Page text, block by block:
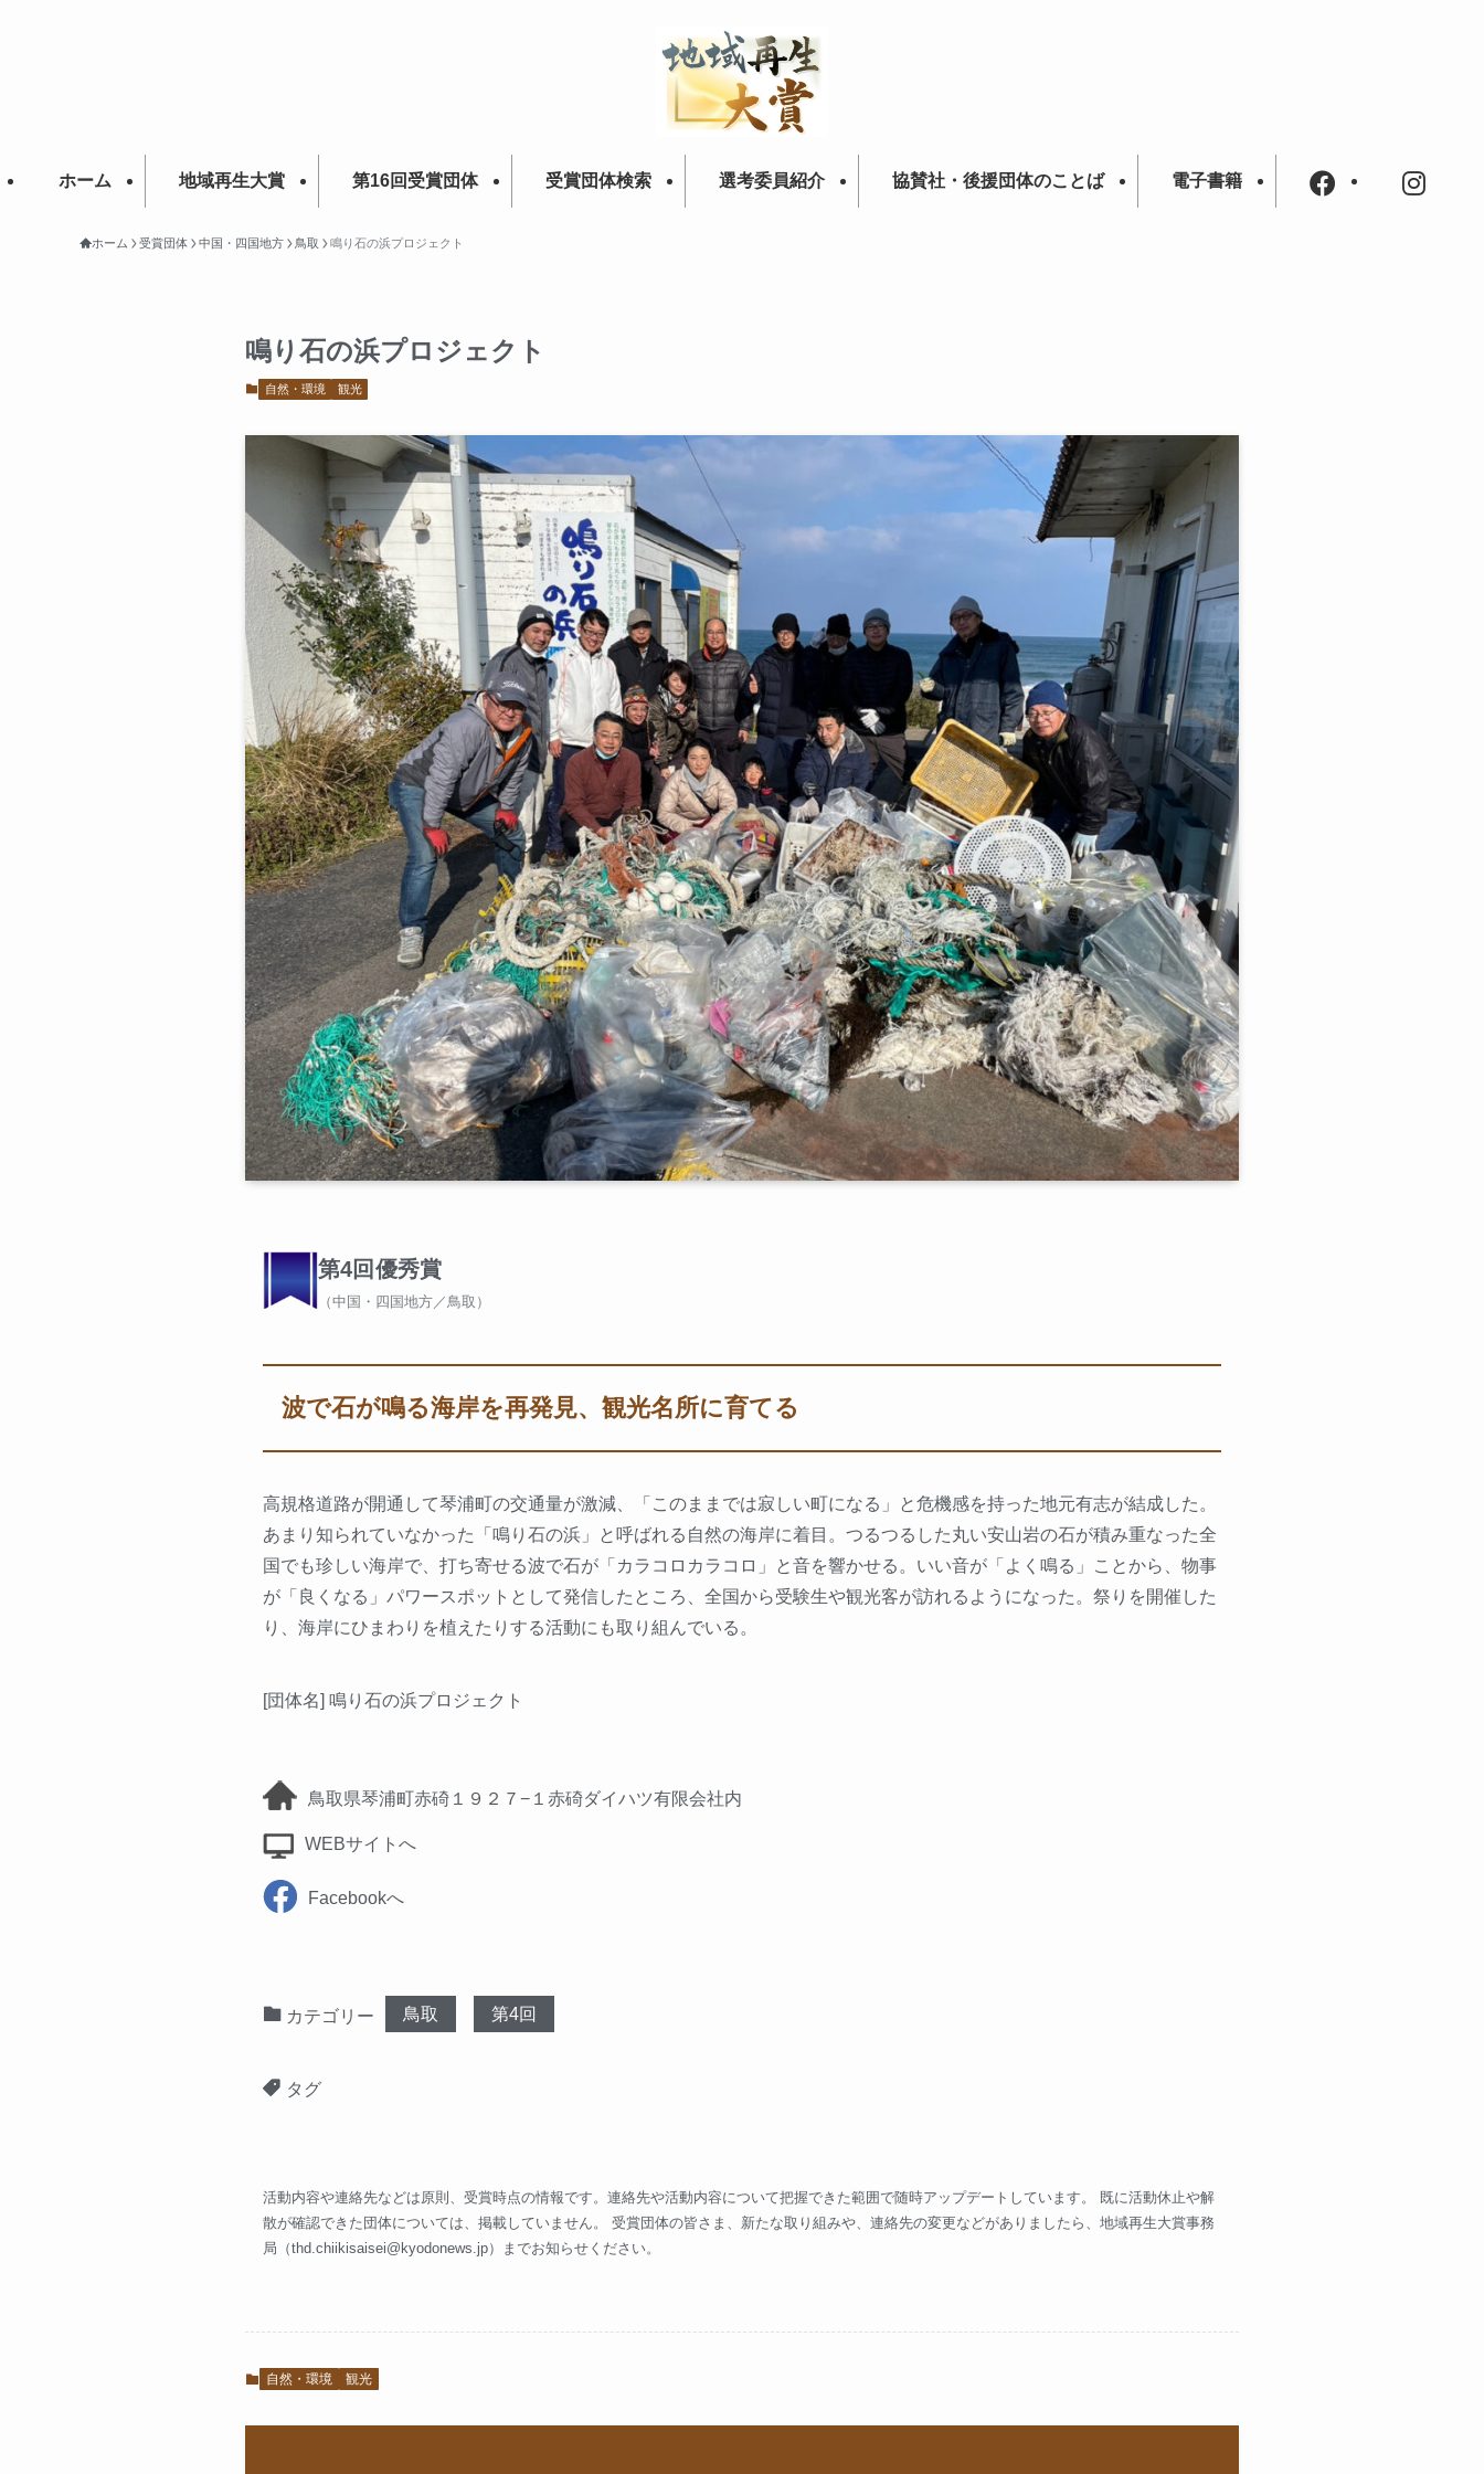
ホーム 地域再生大賞 第16回受賞団体 受賞団体検索 選考委員紹介 協賛社・後援団体のことば 電子書籍
ホーム 受賞団体 中国・四国地方 鳥取 鳴り石の浜プロジェクト
鳴り石の浜プロジェクト
自然・環境 観光
第4回優秀賞
（中国・四国地方／鳥取）
波で石が鳴る海岸を再発見、観光名所に育てる
高規格道路が開通して琴浦町の交通量が激減、「このままでは寂しい町になる」と危機感を持った地元有志が結成した。
あまり知られていなかった「鳴り石の浜」と呼ばれる自然の海岸に着目。つるつるした丸い安山岩の石が積み重なった全
国でも珍しい海岸で、打ち寄せる波で石が「カラコロカラコロ」と音を響かせる。いい音が「よく鳴る」ことから、物事
が「良くなる」パワースポットとして発信したところ、全国から受験生や観光客が訪れるようになった。祭りを開催した
り、海岸にひまわりを植えたりする活動にも取り組んでいる。
[団体名] 鳴り石の浜プロジェクト
鳥取県琴浦町赤碕１９２７−１赤碕ダイハツ有限会社内
WEBサイトへ
Facebookへ
カテゴリー 鳥取 第4回
タグ
活動内容や連絡先などは原則、受賞時点の情報です。連絡先や活動内容について把握できた範囲で随時アップデートしています。 既に活動休止や解
散が確認できた団体については、掲載していません。 受賞団体の皆さま、新たな取り組みや、連絡先の変更などがありましたら、地域再生大賞事務
局（thd.chiikisaisei@kyodonews.jp）までお知らせください。
自然・環境 観光